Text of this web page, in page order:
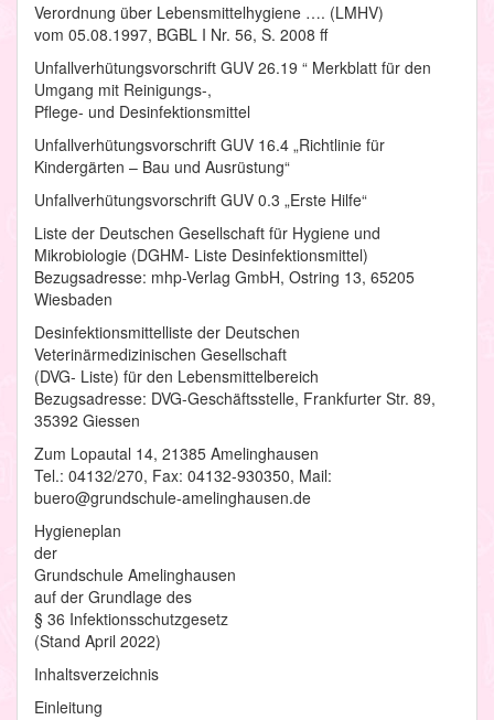
Verordnung über Lebensmittelhygiene …. (LMHV)
vom 05.08.1997, BGBL I Nr. 56, S. 2008 ff
Unfallverhütungsvorschrift GUV 26.19 “ Merkblatt für den
Umgang mit Reinigungs-,
Pflege- und Desinfektionsmittel
Unfallverhütungsvorschrift GUV 16.4 „Richtlinie für
Kindergärten – Bau und Ausrüstung“
Unfallverhütungsvorschrift GUV 0.3 „Erste Hilfe“
Liste der Deutschen Gesellschaft für Hygiene und
Mikrobiologie (DGHM- Liste Desinfektionsmittel)
Bezugsadresse: mhp-Verlag GmbH, Ostring 13, 65205
Wiesbaden
Desinfektionsmittelliste der Deutschen
Veterinärmedizinischen Gesellschaft
(DVG- Liste) für den Lebensmittelbereich
Bezugsadresse: DVG-Geschäftsstelle, Frankfurter Str. 89,
35392 Giessen
Zum Lopautal 14, 21385 Amelinghausen
Tel.: 04132/270, Fax: 04132-930350, Mail:
buero@grundschule-amelinghausen.de
Hygieneplan
der
Grundschule Amelinghausen
auf der Grundlage des
§ 36 Infektionsschutzgesetz
(Stand April 2022)
Inhaltsverzeichnis
Einleitung